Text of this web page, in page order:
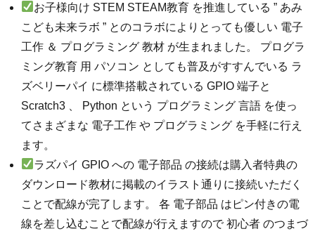
お子様向け STEM STEAM教育 を推進している ” あみ
こども未来ラボ ” とのコラボによりとっても優しい 電子
工作 ＆ プログラミング 教材 が生まれました。 プログラ
ミング教育 用 パソコン としても普及がすすんでいる ラ
ズベリーパイ に標準搭載されている GPIO 端子と
Scratch3 、 Python という プログラミング 言語 を使っ
てさまざまな 電子工作 や プログラミング を手軽に行え
ます。
ラズパイ GPIO への 電子部品 の接続は購入者特典の
ダウンロード教材に掲載のイラスト通りに接続いただく
ことで配線が完了します。 各 電子部品 はピン付きの電
線を差し込むことで配線が行えますので 初心者 のつまづ